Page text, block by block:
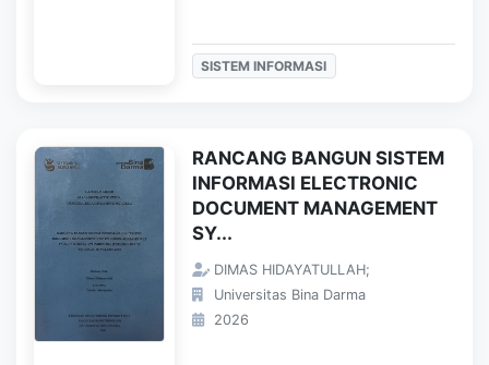
SISTEM INFORMASI
RANCANG BANGUN SISTEM
INFORMASI ELECTRONIC
DOCUMENT MANAGEMENT
SY...
DIMAS HIDAYATULLAH;
Universitas Bina Darma
2026